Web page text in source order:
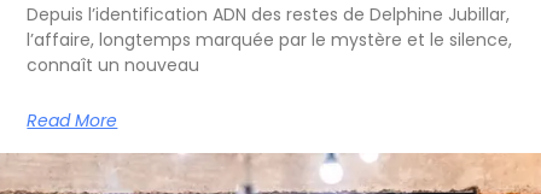
Depuis l’identification ADN des restes de Delphine Jubillar,
l’affaire, longtemps marquée par le mystère et le silence,
connaît un nouveau
Read More